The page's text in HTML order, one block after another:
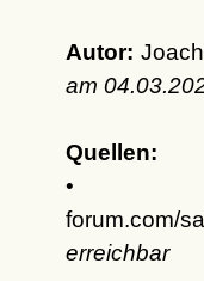
Autor:
am
Quellen:
•
forum.com/
erreichbar